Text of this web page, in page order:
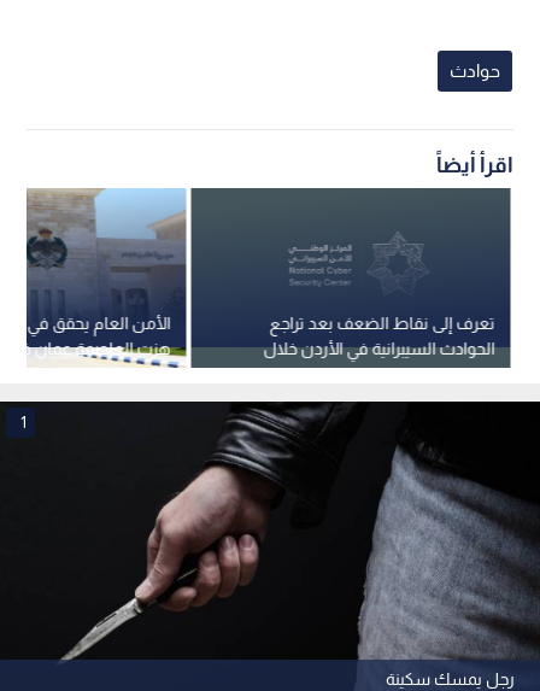
حوادث
اقرأ أيضاً
هزت العاصمة عمان
تعرف إلى نقاط الضعف بعد تراجع
الحوادث السيبرانية في الأردن خلال
الربع الأول من العام
رجل يمسك سكينة
1